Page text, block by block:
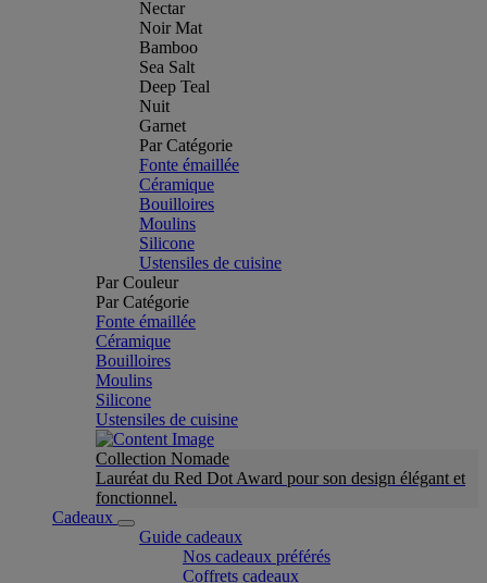
Nectar
Noir Mat
Bamboo
Sea Salt
Deep Teal
Nuit
Garnet
Par Catégorie
Fonte émaillée
Céramique
Bouilloires
Moulins
Silicone
Ustensiles de cuisine
Par Couleur
Par Catégorie
Fonte émaillée
Céramique
Bouilloires
Moulins
Silicone
Ustensiles de cuisine
Collection Nomade
Lauréat du Red Dot Award pour son design élégant et
fonctionnel.
Cadeaux
Guide cadeaux
Nos cadeaux préférés
Coffrets cadeaux